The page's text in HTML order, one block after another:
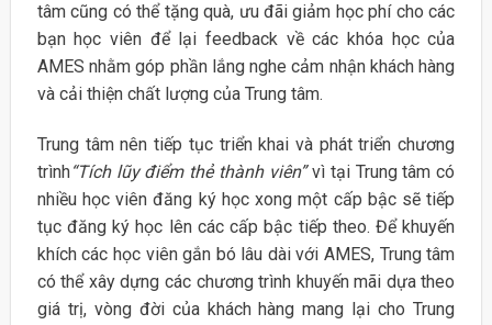
tâm cũng có thể tặng quà, ưu đãi giảm học phí cho các
bạn học viên để lại feedback về các khóa học của
AMES nhằm góp phần lắng nghe cảm nhận khách hàng
và cải thiện chất lượng của Trung tâm.
Trung tâm nên tiếp tục triển khai và phát triển chương
trình“Tích lũy điểm thẻ thành viên”vì tại Trung tâm có
nhiều học viên đăng ký học xong một cấp bậc sẽ tiếp
tục đăng ký học lên các cấp bậc tiếp theo. Để khuyến
khích các học viên gắn bó lâu dài với AMES, Trung tâm
có thể xây dựng các chương trình khuyến mãi dựa theo
giá trị, vòng đời của khách hàng mang lại cho Trung